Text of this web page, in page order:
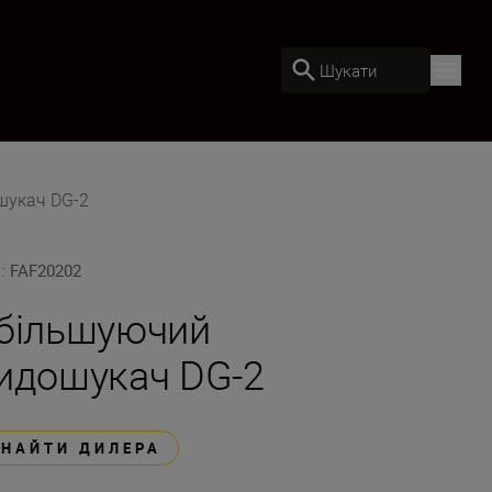
Шукати
DG-2
: FAF20202
DG-2
ДИЛЕРА